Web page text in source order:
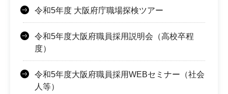
令和5年度 大阪府庁職場探検ツアー
令和5年度大阪府職員採用説明会（高校卒程
度）
令和5年度大阪府職員採用WEBセミナー（社会
人等）